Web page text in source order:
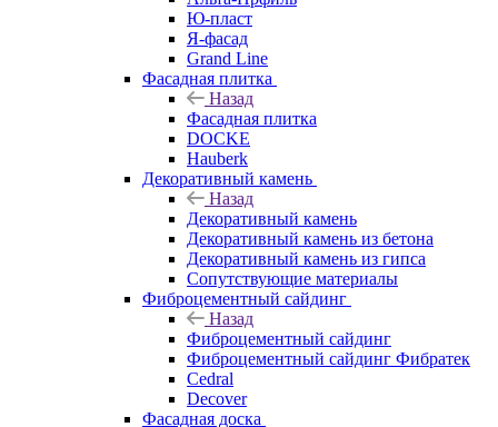
Ю-пласт
Я-фасад
Grand Line
Фасадная плитка
Назад
Фасадная плитка
DOCKE
Hauberk
Декоративный камень
Назад
Декоративный камень
Декоративный камень из бетона
Декоративный камень из гипса
Сопутствующие материалы
Фиброцементный сайдинг
Назад
Фиброцементный сайдинг
Фиброцементный сайдинг Фибратек
Cedral
Decover
Фасадная доска